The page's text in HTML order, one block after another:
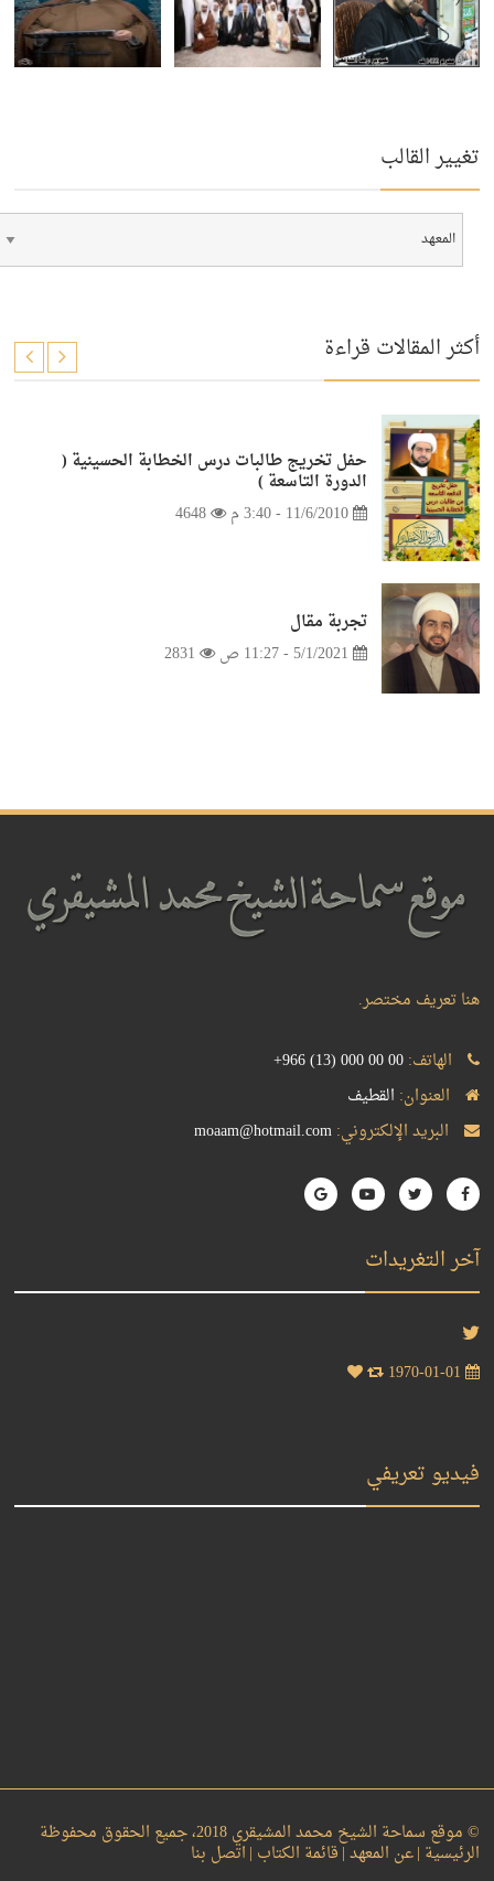
تغيير القالب
أكثر المقالات قراءة
حفل تخريج طالبات درس الخطابة الحسينية (
الدورة التاسعة )
11/6/2010 - 3:40 م
4648
تجربة مقال
هنا تعريف مختصر.
الهاتف:+966 (13) 000 00 00
العنوان: القطيف
البريد الإلكتروني:moaam@hotmail.com
آخر التغريدات
فيديو تعريفي
© موقع سماحة الشيخ محمد المشيقري 2018، جميع الحقوق محفوظة
الرئيسية |عن المعهد |قائمة الكتاب |اتصل بنا